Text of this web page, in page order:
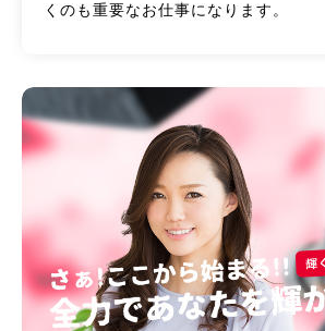
くのも重要なお仕事になります。